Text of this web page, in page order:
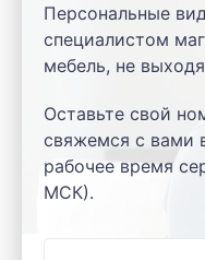
Персональные
специалистом
мебель, не
Оставьте свой
свяжемся с вами
рабочее время
МСК).